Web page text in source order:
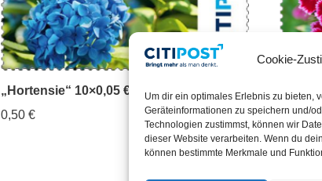
Cookie-
Um dir ein optimales Erlebnis zu bieten,
Geräteinformationen zu speichern und/
Technologien zustimmst, können wir
dieser Website verarbeiten. Wenn du
können bestimmte Merkmale und
„Hortensie“ 10×0,05 €
0,50€
2,00€